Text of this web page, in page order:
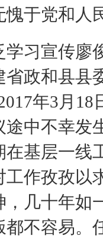
愧于党和人
宣传廖俊
政和县县
年3月
途中不幸发
在基层一线
工作孜孜以
，几十年如
都不容易。